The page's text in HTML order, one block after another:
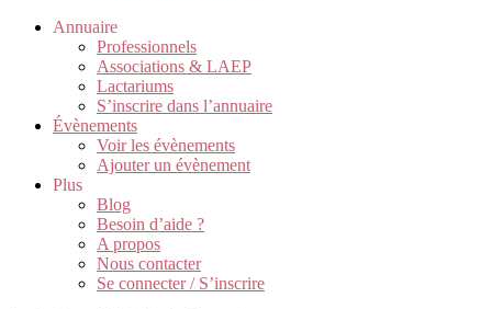
Annuaire
Professionnels
Associations & LAEP
Lactariums
S’inscrire dans l’annuaire
Évènements
Voir les évènements
Ajouter un évènement
Plus
Blog
Besoin d’aide ?
A propos
Nous contacter
Se connecter / S’inscrire